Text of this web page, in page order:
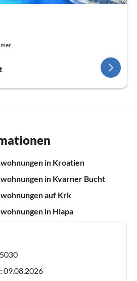
in Kroatien
in Kvarner Bucht
auf Krk
in Hlapa
09.08.2026